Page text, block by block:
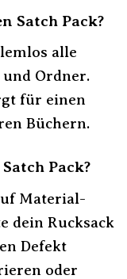
Satch Pack?
alle
Ordner.
für einen
Büchern.
Pack?
Material-
dein Rucksack
Defekt
oder